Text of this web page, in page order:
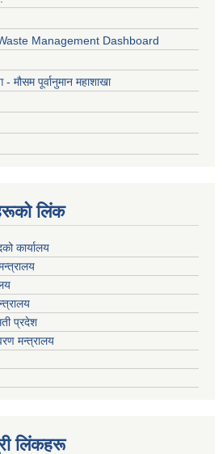
Management Dashboard
मौसम पूर्वानुमान महाशाखा
लिंक
कार्यालय
प्रदेश
मन्त्रालय
लिंकहरू